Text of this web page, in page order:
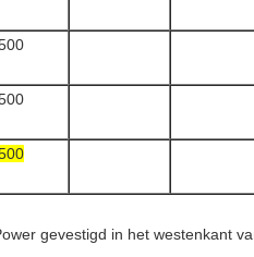
gevestigd in het westenkant